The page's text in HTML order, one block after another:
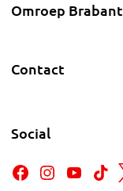
Omroep Brabant
Contact
Social